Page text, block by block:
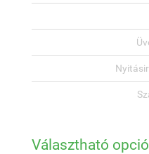
Választható